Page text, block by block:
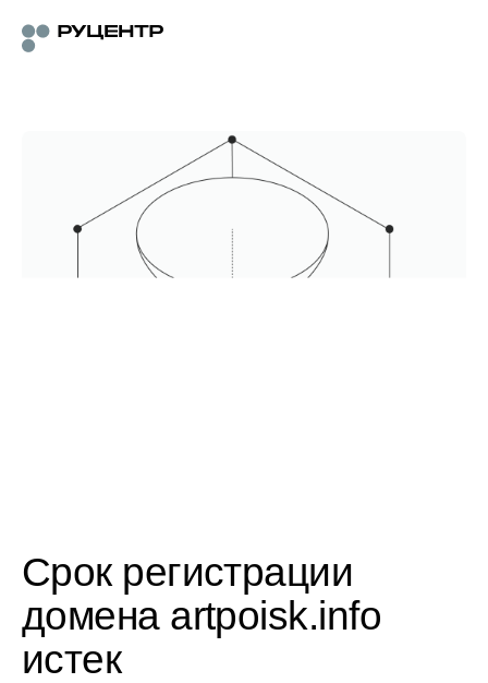
Срок регистрации
домена artpoisk.info
истек